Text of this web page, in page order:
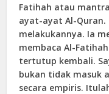
Fatihah atau
ayat-ayat Al-Quran.
melakukannya. Ia
membaca Al-
tertutup kembali.
bukan tidak masuk
secara empiris.